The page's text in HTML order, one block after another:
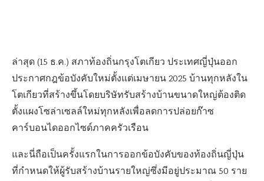
ล่าสุด (15 ธ.ค.) สภาท้องถิ่นกรุงโตเกียว ประเทศญี่ปุ่นออก
ประกาศกฎข้อบังคับใหม่ตั้งแต่เมษายน 2025 บ้านทุกหลังใน
โตเกียวที่สร้างขึ้นโดยบริษัทรับสร้างบ้านขนาดใหญ่ต้องติด
ตั้งแผงโซล่าเซลล์ใหม่ทุกหลังเพื่อลดการปล่อยก๊าซ
คาร์บอนไดออกไซด์ภาคครัวเรือน
และนี่ถือเป็นครั้งแรกในการออกข้อบังคับของท้องถิ่นญี่ปุ่น
ที่กำหนดให้ผู้รับสร้างบ้านรายใหญ่ซึ่งมีอยู่ประมาณ 50 ราย